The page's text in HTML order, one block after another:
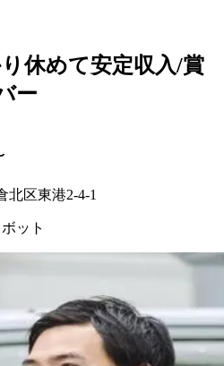
休めて安定収入/賞
ー
北区東港2-4-1
ット